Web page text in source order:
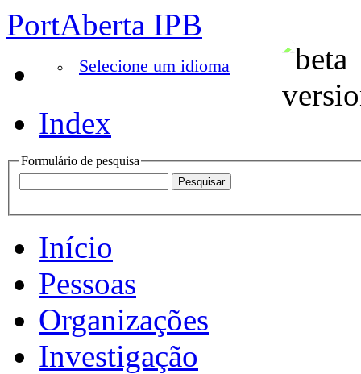
PortAberta IPB
Selecione um idioma
Index
Formulário de pesquisa
Início
Pessoas
Organizações
Investigação